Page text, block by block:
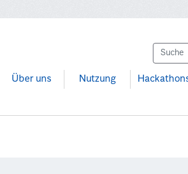
Über uns Nutzung